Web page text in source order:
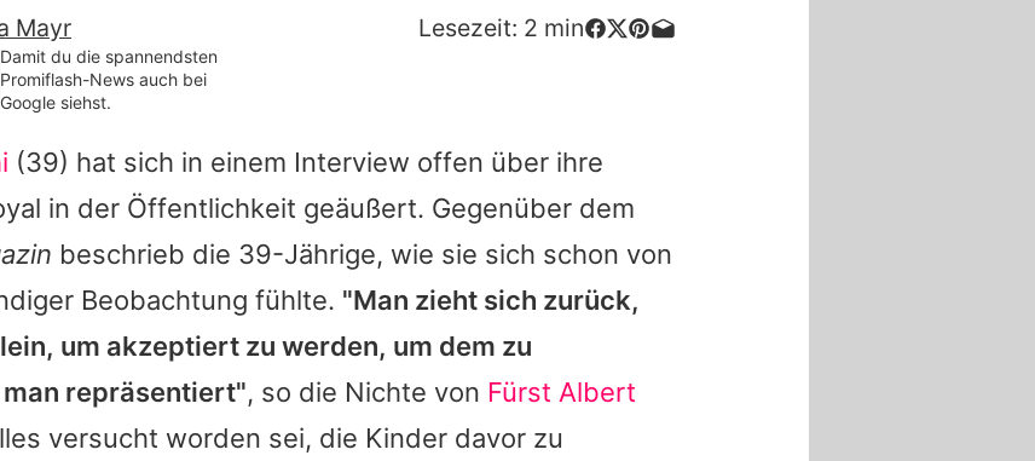
Familie & Liebe
App runterladen
Team
Redaktionelle Richtlinien
Impressum
Mayr Lesezeit: 2 min
Damit du die spannendsten
Promiflash-News auch bei
Google siehst.
(39) hat sich in einem Interview offen über ihre
in der Öffentlichkeit geäußert. Gegenüber dem
beschrieb die 39-Jährige, wie sie sich schon von
Beobachtung fühlte. "Man zieht sich zurück,
um akzeptiert zu werden, um dem zu
repräsentiert", so die Nichte von Fürst Albert
versucht worden sei, die Kinder davor zu